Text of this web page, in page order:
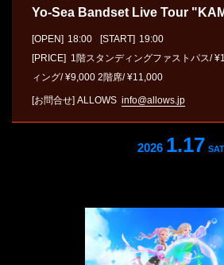
Yo-Sea Bandset Live Tour
[OPEN] 18:00 [START] 19:00
[PRICE] 1階スタンディングファストパス/
ィング/ ¥9,000 2階席/ ¥11,000
[お問合せ] ALLOWS info@allows.jp
2026 1.17 SAT